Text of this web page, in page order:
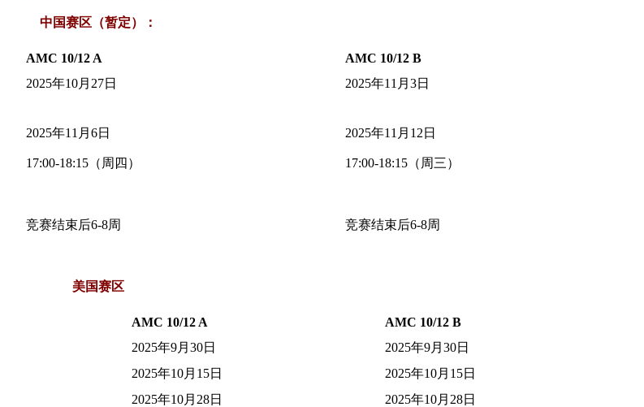
中国赛区 （暂定） ：
AMC 10/12 A
AMC 10/12 B
2025年10月27日 2025年11月3日
2025年11月6日
17:00-18:15（周四）
2025年11月12日
17:00-18:15（周三）
竞赛结束后6-8周
竞赛结束后6-8周
美国赛区
AMC 10/12 A
AMC 10/12 B
2025年9月30日
2025年9月30日
2025年10月15日
2025年10月15日
2025年10月28日
2025年10月28日